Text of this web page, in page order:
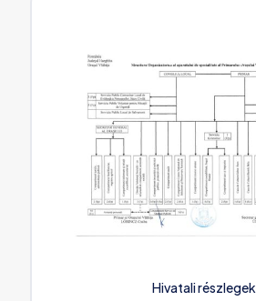
Hivatali részlegek